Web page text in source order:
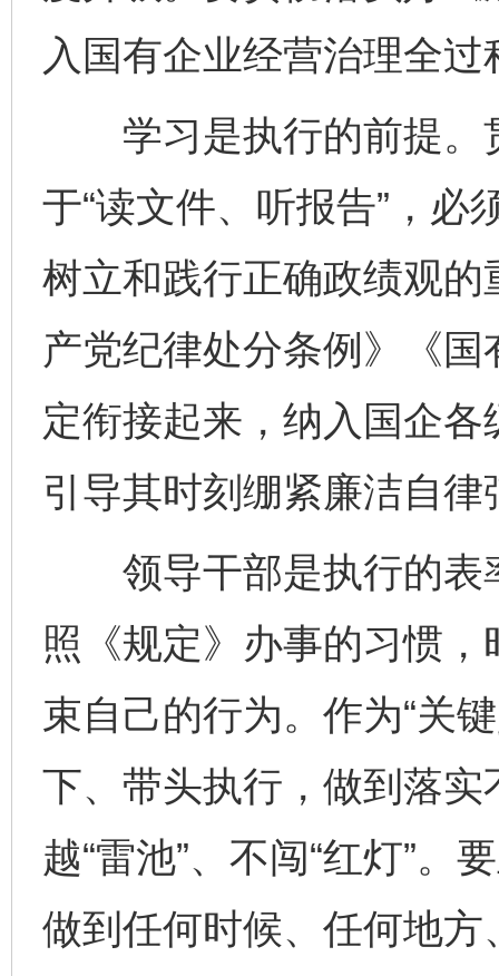
入国有企业经营治理全过
学习是执行的前提。
于“读文件、听报告”，必
树立和践行正确政绩观
产党纪律处分条例》《
定衔接起来，纳入国企
引导其时刻绷紧廉洁自
领导干部是执行的表
照《规定》办事的习惯
束自己的行为。作为“关
下、带头执行，做到落
越“雷池”、不闯“红灯”。
做到任何时候、任何地